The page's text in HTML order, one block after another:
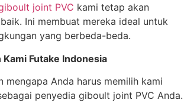
joint PVC kami tetap akan
Ini membuat mereka ideal untuk
yang berbeda-beda.
Futake Indonesia
mengapa Anda harus memilih kami
penyedia giboult joint PVC Anda.